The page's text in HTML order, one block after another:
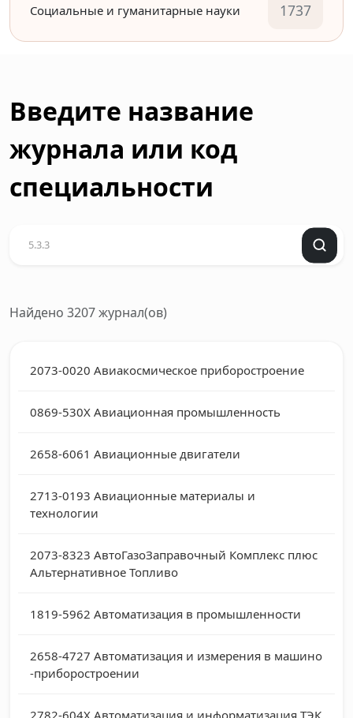
Социальные и гуманитарные науки 1737
Введите название
журнала или код
специальности
Найдено 3207 журнал(ов)
2073-0020 Авиакосмическое приборостроение
0869-530X Авиационная промышленность
2658-6061 Авиационные двигатели
2713-0193 Авиационные материалы и
технологии
2073-8323 АвтоГазоЗаправочный Комплекс плюс
Альтернативное Топливо
1819-5962 Автоматизация в промышленности
2658-4727 Автоматизация и измерения в машино
-приборостроении
2782-604X Автоматизация и информатизация ТЭК